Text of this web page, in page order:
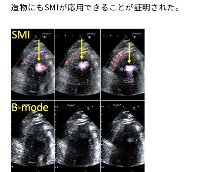
造物にもSMIが応用できることが証明された。